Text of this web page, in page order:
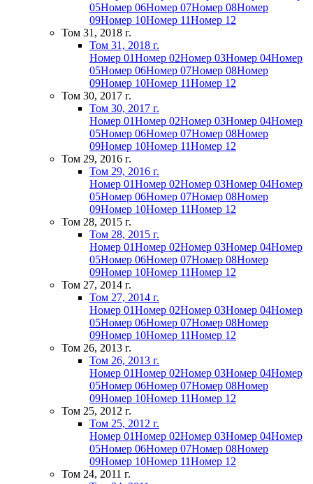
05Номер 06Номер 07Номер 08Номер
09Номер 10Номер 11Номер 12
Том 31, 2018 г.
Том 31, 2018 г.
Номер 01Номер 02Номер 03Номер 04Номер
05Номер 06Номер 07Номер 08Номер
09Номер 10Номер 11Номер 12
Том 30, 2017 г.
Том 30, 2017 г.
Номер 01Номер 02Номер 03Номер 04Номер
05Номер 06Номер 07Номер 08Номер
09Номер 10Номер 11Номер 12
Том 29, 2016 г.
Том 29, 2016 г.
Номер 01Номер 02Номер 03Номер 04Номер
05Номер 06Номер 07Номер 08Номер
09Номер 10Номер 11Номер 12
Том 28, 2015 г.
Том 28, 2015 г.
Номер 01Номер 02Номер 03Номер 04Номер
05Номер 06Номер 07Номер 08Номер
09Номер 10Номер 11Номер 12
Том 27, 2014 г.
Том 27, 2014 г.
Номер 01Номер 02Номер 03Номер 04Номер
05Номер 06Номер 07Номер 08Номер
09Номер 10Номер 11Номер 12
Том 26, 2013 г.
Том 26, 2013 г.
Номер 01Номер 02Номер 03Номер 04Номер
05Номер 06Номер 07Номер 08Номер
09Номер 10Номер 11Номер 12
Том 25, 2012 г.
Том 25, 2012 г.
Номер 01Номер 02Номер 03Номер 04Номер
05Номер 06Номер 07Номер 08Номер
09Номер 10Номер 11Номер 12
Том 24, 2011 г.